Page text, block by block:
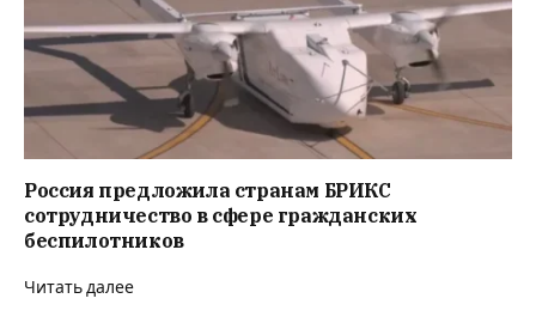
Россия предложила странам БРИКС
сотрудничество в сфере гражданских
беспилотников
Читать далее